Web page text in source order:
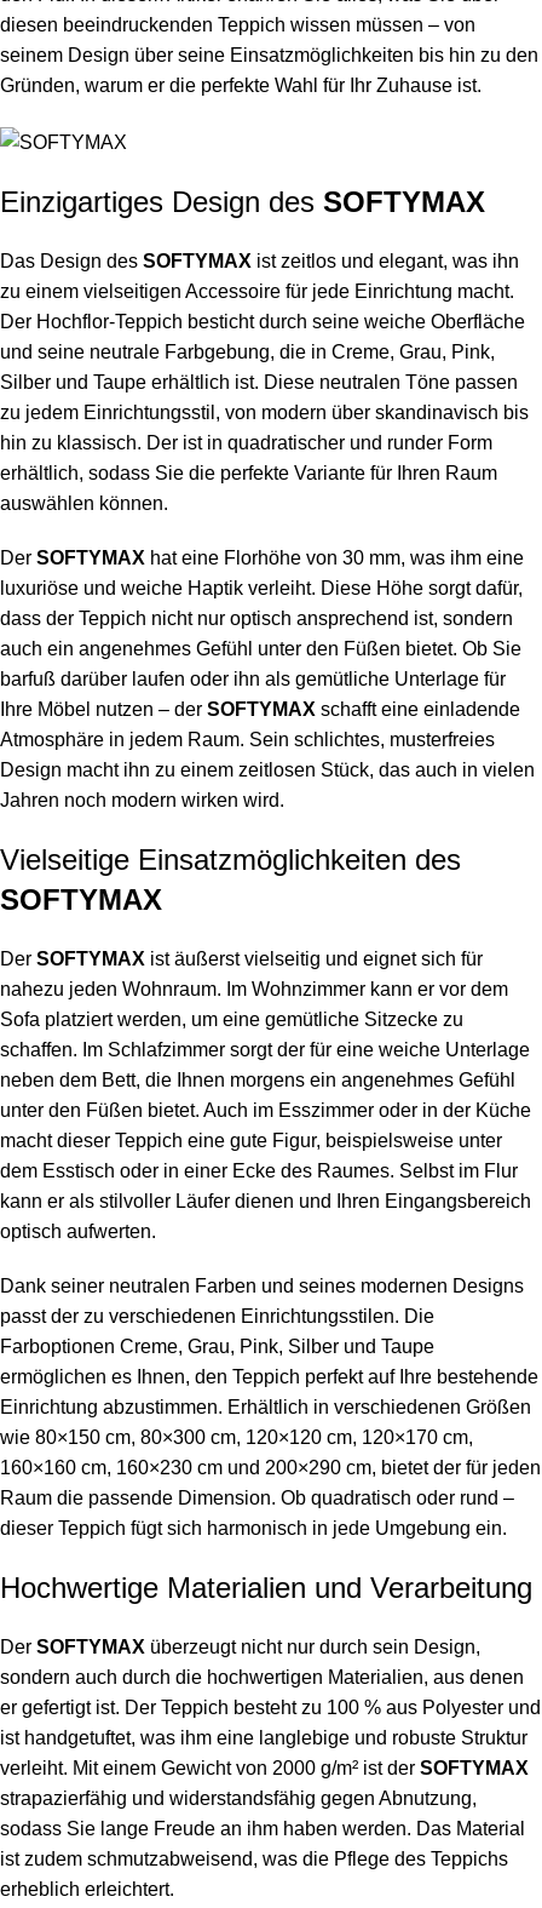
diesen beeindruckenden Teppich wissen müssen – von
seinem Design über seine Einsatzmöglichkeiten bis hin zu den
Gründen, warum er die perfekte Wahl für Ihr Zuhause ist.
Einzigartiges Design des SOFTYMAX
Das Design des SOFTYMAX ist zeitlos und elegant, was ihn
zu einem vielseitigen Accessoire für jede Einrichtung macht.
Der Hochflor-Teppich besticht durch seine weiche Oberfläche
und seine neutrale Farbgebung, die in Creme, Grau, Pink,
Silber und Taupe erhältlich ist. Diese neutralen Töne passen
zu jedem Einrichtungsstil, von modern über skandinavisch bis
hin zu klassisch. Der ist in quadratischer und runder Form
erhältlich, sodass Sie die perfekte Variante für Ihren Raum
auswählen können.
Der SOFTYMAX hat eine Florhöhe von 30 mm, was ihm eine
luxuriöse und weiche Haptik verleiht. Diese Höhe sorgt dafür,
dass der Teppich nicht nur optisch ansprechend ist, sondern
auch ein angenehmes Gefühl unter den Füßen bietet. Ob Sie
barfuß darüber laufen oder ihn als gemütliche Unterlage für
Ihre Möbel nutzen – der SOFTYMAX schafft eine einladende
Atmosphäre in jedem Raum. Sein schlichtes, musterfreies
Design macht ihn zu einem zeitlosen Stück, das auch in vielen
Jahren noch modern wirken wird.
Vielseitige Einsatzmöglichkeiten des
SOFTYMAX
Der SOFTYMAX ist äußerst vielseitig und eignet sich für
nahezu jeden Wohnraum. Im Wohnzimmer kann er vor dem
Sofa platziert werden, um eine gemütliche Sitzecke zu
schaffen. Im Schlafzimmer sorgt der für eine weiche Unterlage
neben dem Bett, die Ihnen morgens ein angenehmes Gefühl
unter den Füßen bietet. Auch im Esszimmer oder in der Küche
macht dieser Teppich eine gute Figur, beispielsweise unter
dem Esstisch oder in einer Ecke des Raumes. Selbst im Flur
kann er als stilvoller Läufer dienen und Ihren Eingangsbereich
optisch aufwerten.
Dank seiner neutralen Farben und seines modernen Designs
passt der zu verschiedenen Einrichtungsstilen. Die
Farboptionen Creme, Grau, Pink, Silber und Taupe
ermöglichen es Ihnen, den Teppich perfekt auf Ihre bestehende
Einrichtung abzustimmen. Erhältlich in verschiedenen Größen
wie 80×150 cm, 80×300 cm, 120×120 cm, 120×170 cm,
160×160 cm, 160×230 cm und 200×290 cm, bietet der für jeden
Raum die passende Dimension. Ob quadratisch oder rund –
dieser Teppich fügt sich harmonisch in jede Umgebung ein.
Hochwertige Materialien und Verarbeitung
Der SOFTYMAX überzeugt nicht nur durch sein Design,
sondern auch durch die hochwertigen Materialien, aus denen
er gefertigt ist. Der Teppich besteht zu 100 % aus Polyester und
ist handgetuftet, was ihm eine langlebige und robuste Struktur
verleiht. Mit einem Gewicht von 2000 g/m² ist der SOFTYMAX
strapazierfähig und widerstandsfähig gegen Abnutzung,
sodass Sie lange Freude an ihm haben werden. Das Material
ist zudem schmutzabweisend, was die Pflege des Teppichs
erheblich erleichtert.